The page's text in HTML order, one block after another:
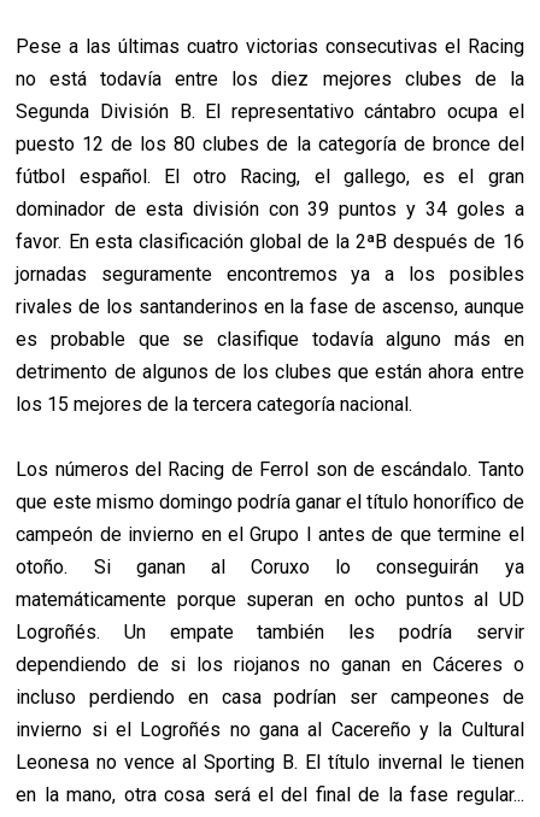
Pese a las últimas cuatro victorias consecutivas el Racing
no está todavía entre los diez mejores clubes de la
Segunda División B. El representativo cántabro ocupa el
puesto 12 de los 80 clubes de la categoría de bronce del
fútbol español. El otro Racing, el gallego, es el gran
dominador de esta división con 39 puntos y 34 goles a
favor. En esta clasificación global de la 2ªB después de 16
jornadas seguramente encontremos ya a los posibles
rivales de los santanderinos en la fase de ascenso, aunque
es probable que se clasifique todavía alguno más en
detrimento de algunos de los clubes que están ahora entre
los 15 mejores de la tercera categoría nacional.
Los números del Racing de Ferrol son de escándalo. Tanto
que este mismo domingo podría ganar el título honorífico de
campeón de invierno en el Grupo I antes de que termine el
otoño. Si ganan al Coruxo lo conseguirán ya
matemáticamente porque superan en ocho puntos al UD
Logroñés. Un empate también les podría servir
dependiendo de si los riojanos no ganan en Cáceres o
incluso perdiendo en casa podrían ser campeones de
invierno si el Logroñés no gana al Cacereño y la Cultural
Leonesa no vence al Sporting B. El título invernal le tienen
en la mano, otra cosa será el del final de la fase regular...